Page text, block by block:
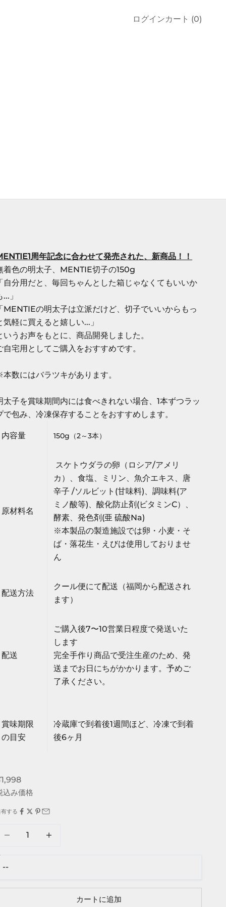
ログインカート
カート (0)
周年記念に合わせて発売された、新商品！！
着色の明太子、MENTIE切子の150g
自分用だと、毎回ちゃんとした箱じゃなくてもいいか
...」
MENTIEの明太子は立派だけど、切子でいいからもっ
気軽に買えると嬉しい...」
いうお声をもとに、商品開発しました。
自宅用としてご購入をおすすめです。
数にはバラツキがあります。
太子を賞味期間内には食べきれない場合、1本ずつラッ
で包み、冷凍保存することをおすすめします。
内容量 150g（2～3本）
原材料名
スケトウダラの卵（ロシア/アメリ
カ）、食塩、ミリン、魚介エキス、唐
辛子 /ソルビット(甘味料)、調味料(ア
ミノ酸等)、酸化防止剤(ビタミンC）、
酵素、発色剤(亜 硫酸Na)
※本製品の製造施設では卵・小⻨・そ
ば・落花生・えびは使用しておりませ
ん
配送方法
クール便にて配送（福岡から配送され
ます）
配送
ご購入後7〜10営業日程度で発送いた
します
完全手作り商品で受注生産のため、発
送までお日にちがかかります。予めご
了承ください。
賞味期限
の目安
冷蔵庫で到着後1週間ほど、冷凍で到着
後6ヶ月
ール価格
込み価格
する
量を減らす
カートに追加